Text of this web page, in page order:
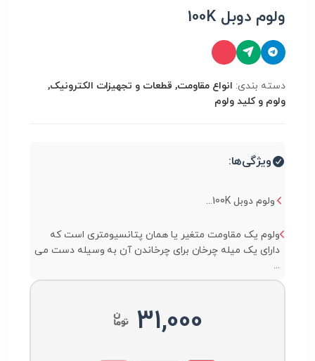
ولوم دوبل 100K
دسته بندی: انواع مقاومت, قطعات و تجهیزات الکترونیک,
ولوم و کلید ولوم
ویژگی‌ها:
ولوم دوبل 100K...
ولوم یک مقاومت متغیر یا همان پتانسیومتری است که
دارای یک میله چرخان برای چرخاندن آن به وسیله دست می
...
31,000